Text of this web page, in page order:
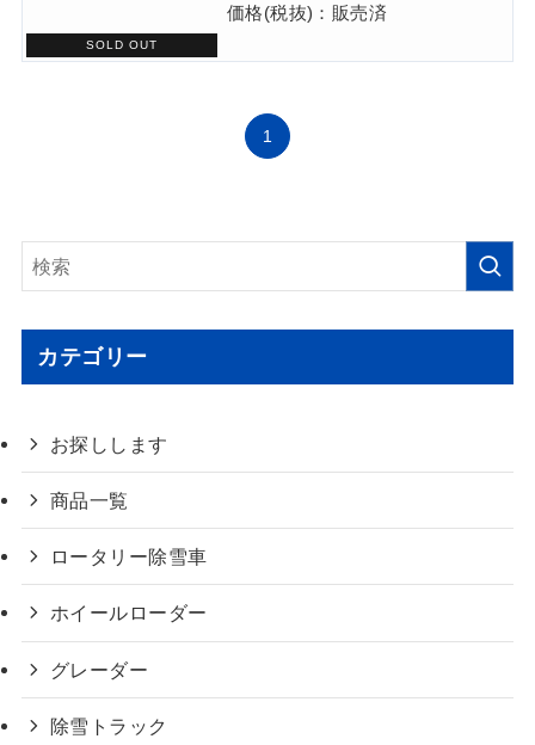
価格(税抜)：販売済
1
カテゴリー
お探しします
商品一覧
ロータリー除雪車
ホイールローダー
グレーダー
除雪トラック